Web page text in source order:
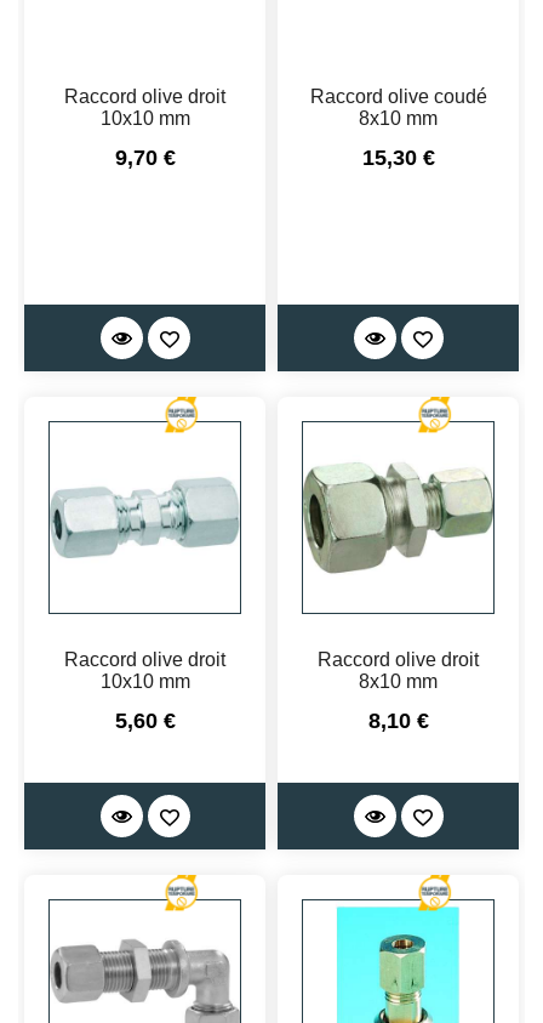
Raccord olive droit
10x10 mm
Prix
9,70 €
Raccord olive coudé
8x10 mm
Prix
15,30 €
Raccord olive droit
10x10 mm
Prix
5,60 €
Raccord olive droit
8x10 mm
Prix
8,10 €